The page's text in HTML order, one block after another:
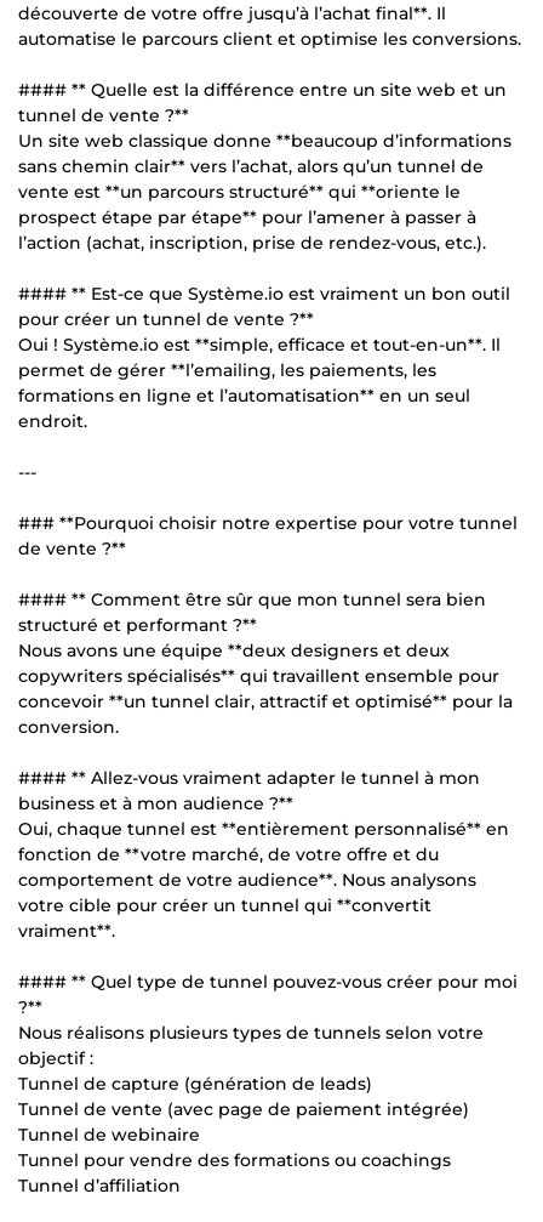
découverte de votre offre jusqu’à l’achat final**. Il
automatise le parcours client et optimise les conversions.
#### ** Quelle est la différence entre un site web et un
tunnel de vente ?**
Un site web classique donne **beaucoup d’informations
sans chemin clair** vers l’achat, alors qu’un tunnel de
vente est **un parcours structuré** qui **oriente le
prospect étape par étape** pour l’amener à passer à
l’action (achat, inscription, prise de rendez-vous, etc.).
#### ** Est-ce que Système.io est vraiment un bon outil
pour créer un tunnel de vente ?**
Oui ! Système.io est **simple, efficace et tout-en-un**. Il
permet de gérer **l’emailing, les paiements, les
formations en ligne et l’automatisation** en un seul
endroit.
---
### **Pourquoi choisir notre expertise pour votre tunnel
de vente ?**
#### ** Comment être sûr que mon tunnel sera bien
structuré et performant ?**
Nous avons une équipe **deux designers et deux
copywriters spécialisés** qui travaillent ensemble pour
concevoir **un tunnel clair, attractif et optimisé** pour la
conversion.
#### ** Allez-vous vraiment adapter le tunnel à mon
business et à mon audience ?**
Oui, chaque tunnel est **entièrement personnalisé** en
fonction de **votre marché, de votre offre et du
comportement de votre audience**. Nous analysons
votre cible pour créer un tunnel qui **convertit
vraiment**.
#### ** Quel type de tunnel pouvez-vous créer pour moi
?**
Nous réalisons plusieurs types de tunnels selon votre
objectif :
Tunnel de capture (génération de leads)
Tunnel de vente (avec page de paiement intégrée)
Tunnel de webinaire
Tunnel pour vendre des formations ou coachings
Tunnel d’affiliation